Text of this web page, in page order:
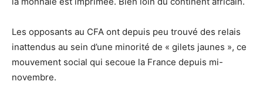
Les opposants au CFA ont depuis peu trouvé des relais
inattendus au sein d’une minorité de « gilets jaunes », ce
mouvement social qui secoue la France depuis mi-
novembre.